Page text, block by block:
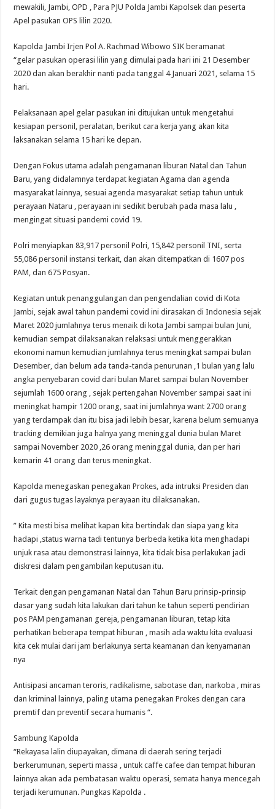
mewakili, Jambi, OPD , Para PJU Polda Jambi Kapolsek dan peserta
Apel pasukan OPS lilin 2020.
Kapolda Jambi Irjen Pol A. Rachmad Wibowo SIK beramanat
“gelar pasukan operasi lilin yang dimulai pada hari ini 21 Desember
2020 dan akan berakhir nanti pada tanggal 4 Januari 2021, selama 15
hari.
Pelaksanaan apel gelar pasukan ini ditujukan untuk mengetahui
kesiapan personil, peralatan, berikut cara kerja yang akan kita
laksanakan selama 15 hari ke depan.
Dengan Fokus utama adalah pengamanan liburan Natal dan Tahun
Baru, yang didalamnya terdapat kegiatan Agama dan agenda
masyarakat lainnya, sesuai agenda masyarakat setiap tahun untuk
perayaan Nataru , perayaan ini sedikit berubah pada masa lalu ,
mengingat situasi pandemi covid 19.
Polri menyiapkan 83,917 personil Polri, 15,842 personil TNI, serta
55,086 personil instansi terkait, dan akan ditempatkan di 1607 pos
PAM, dan 675 Posyan.
Kegiatan untuk penanggulangan dan pengendalian covid di Kota
Jambi, sejak awal tahun pandemi covid ini dirasakan di Indonesia sejak
Maret 2020 jumlahnya terus menaik di kota Jambi sampai bulan Juni,
kemudian sempat dilaksanakan relaksasi untuk menggerakkan
ekonomi namun kemudian jumlahnya terus meningkat sampai bulan
Desember, dan belum ada tanda-tanda penurunan ,1 bulan yang lalu
angka penyebaran covid dari bulan Maret sampai bulan November
sejumlah 1600 orang , sejak pertengahan November sampai saat ini
meningkat hampir 1200 orang, saat ini jumlahnya want 2700 orang
yang terdampak dan itu bisa jadi lebih besar, karena belum semuanya
tracking demikian juga halnya yang meninggal dunia bulan Maret
sampai November 2020 ,26 orang meninggal dunia, dan per hari
kemarin 41 orang dan terus meningkat.
Kapolda menegaskan penegakan Prokes, ada intruksi Presiden dan
dari gugus tugas layaknya perayaan itu dilaksanakan.
” Kita mesti bisa melihat kapan kita bertindak dan siapa yang kita
hadapi ,status warna tadi tentunya berbeda ketika kita menghadapi
unjuk rasa atau demonstrasi lainnya, kita tidak bisa perlakukan jadi
diskresi dalam pengambilan keputusan itu.
Terkait dengan pengamanan Natal dan Tahun Baru prinsip-prinsip
dasar yang sudah kita lakukan dari tahun ke tahun seperti pendirian
pos PAM pengamanan gereja, pengamanan liburan, tetap kita
perhatikan beberapa tempat hiburan , masih ada waktu kita evaluasi
kita cek mulai dari jam berlakunya serta keamanan dan kenyamanan
nya
Antisipasi ancaman teroris, radikalisme, sabotase dan, narkoba , miras
dan kriminal lainnya, paling utama penegakan Prokes dengan cara
premtif dan preventif secara humanis “.
Sambung Kapolda
“Rekayasa lalin diupayakan, dimana di daerah sering terjadi
berkerumunan, seperti massa , untuk caffe cafee dan tempat hiburan
lainnya akan ada pembatasan waktu operasi, semata hanya mencegah
terjadi kerumunan. Pungkas Kapolda .